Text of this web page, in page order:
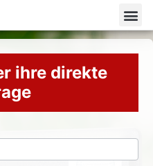
ihre direkte